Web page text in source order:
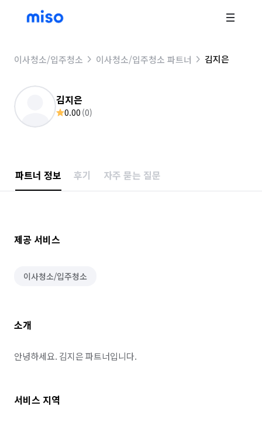
이사청소/입주청소 이사청소/입주청소 파트너 김지은
김지은
0.00 (0)
파트너 정보 후기 자주 묻는 질문
제공 서비스
이사청소/입주청소
소개
안녕하세요. 김지은 파트너입니다.
서비스 지역